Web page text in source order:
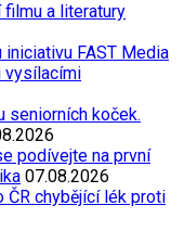
filmu a literatury
FAST Media
vysílacími
seniorních koček.
podívejte na první
07.08.2026
ČR chybějící lék proti